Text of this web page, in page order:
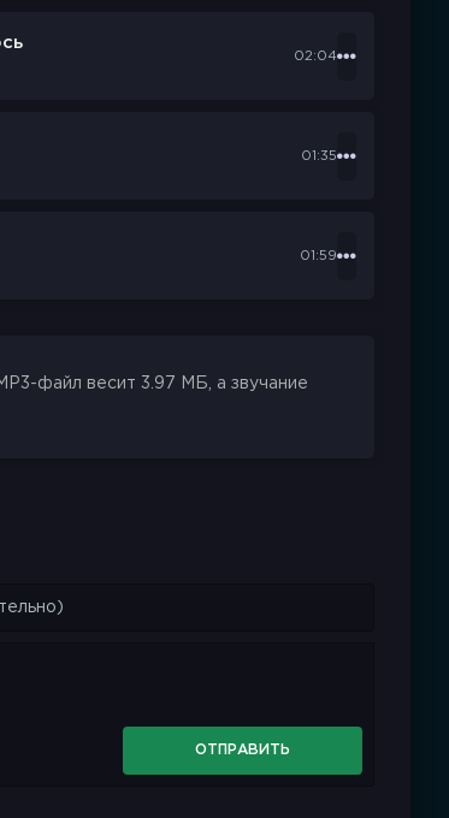
02:04
01:35
01:59
файл весит 3.97 МБ, а звучание
ОТПРАВИТЬ